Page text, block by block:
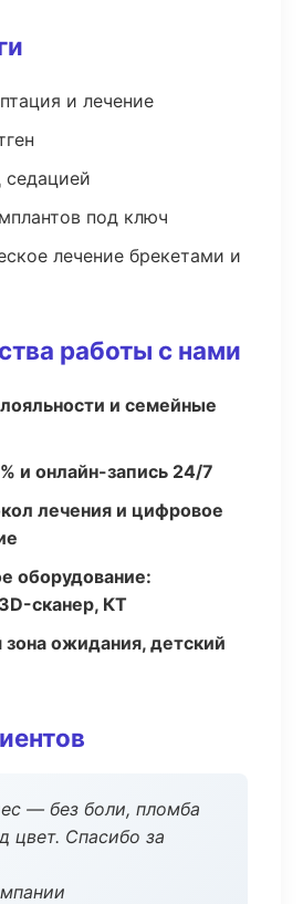
и лечение
седацией
под ключ
лечение брекетами и
работы с нами
и семейные
и онлайн-запись 24/7
лечения и цифровое
оборудование:
сканер, КТ
ожидания, детский
— без боли, пломба
цвет. Спасибо за